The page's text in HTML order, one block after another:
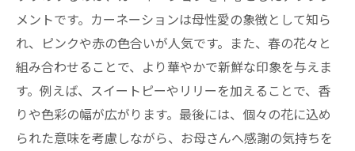
メントです。カーネーションは母性愛の象徴として知ら
れ、ピンクや赤の色合いが人気です。また、春の花々と
組み合わせることで、より華やかで新鮮な印象を与えま
す。例えば、スイートピーやリリーを加えることで、香
りや色彩の幅が広がります。最後には、個々の花に込め
られた意味を考慮しながら、お母さんへ感謝の気持ちを